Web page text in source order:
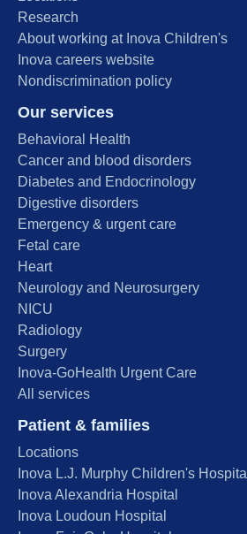
Research
About working at Inova Children's
Inova careers website
Nondiscrimination policy
Our services
Behavioral Health
Cancer and blood disorders
Diabetes and Endocrinology
Digestive disorders
Emergency & urgent care
Fetal care
Heart
Neurology and Neurosurgery
NICU
Radiology
Surgery
Inova-GoHealth Urgent Care
All services
Patient & families
Locations
Inova L.J. Murphy Children's Hospital
Inova Alexandria Hospital
Inova Loudoun Hospital